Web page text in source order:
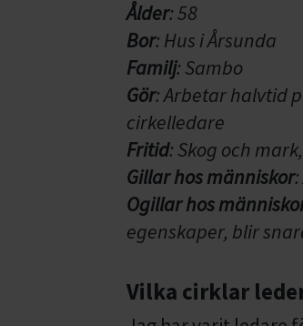
Ålder: 58
Bor: Hus i Årsunda
Familj: Sambo
Gör: Arbetar halvtid
cirkelledare
Fritid: Skog och
Gillar hos människor
Ogillar hos
egenskaper, blir
Vilka cirklar